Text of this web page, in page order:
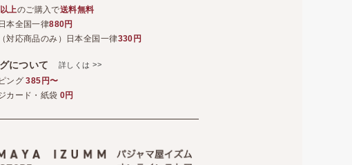
上のご購入で送料無料
本全国一律880円
対応商品のみ）日本全国一律330円
グについて詳しくは>>
ング385円〜
カード・紙袋0円